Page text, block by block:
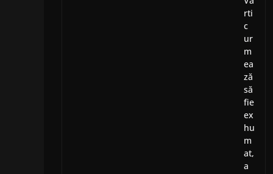
rti
c
ur
m
ea
ză
să
fie
ex
hu
m
at,
a